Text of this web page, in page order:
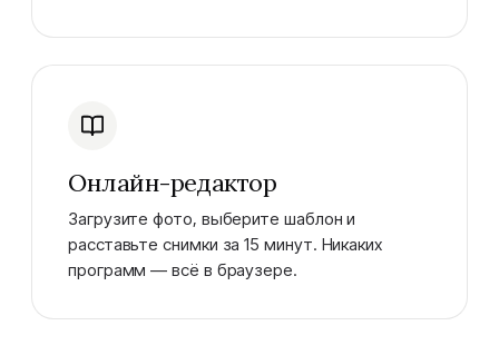
Онлайн-редактор
Загрузите фото, выберите шаблон и
расставьте снимки за 15 минут. Никаких
программ — всё в браузере.